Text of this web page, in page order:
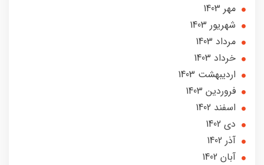
مهر 1403
شهریور 1403
مرداد 1403
خرداد 1403
ارديبهشت 1403
فروردین 1403
اسفند 1402
دی 1402
آذر 1402
آبان 1402